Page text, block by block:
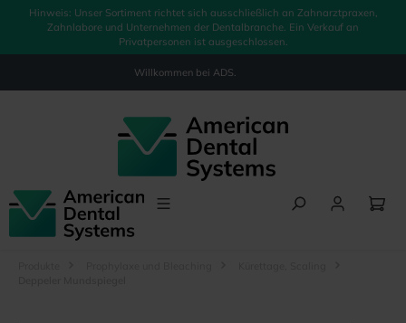
springen
Hinweis: Unser Sortiment richtet sich ausschließlich an Zahnarztpraxen,
Zahnlabore und Unternehmen der Dentalbranche. Ein Verkauf an
Privatpersonen ist ausgeschlossen.
Willkommen bei ADS.